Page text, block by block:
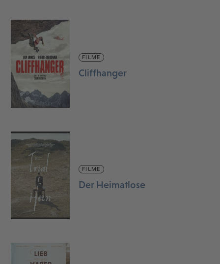
FILME
Cliffhanger
FILME
Der Heimatlose